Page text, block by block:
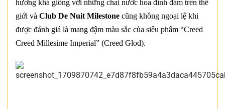
hương khá giống với những chai nước hoa đình đám trên thế
giới và Club De Nuit Milestone cũng không ngoại lệ khi
được đánh giá là mang đậm màu sắc của siêu phẩm “Creed
Creed Millesime Imperial” (Creed Glod).